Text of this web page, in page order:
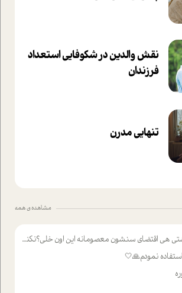
نقش والدین در شکوفا‌یی ا‌ستعداد
فرزندان‌
تنهایی مدرن
مشاهده ی همه
معصومانه این اون خلی؟نکنه تا چهل سالگی پوشکت میکردن و شیر میخوردی که به اینا میگی کودک
نمودم🙏🤍